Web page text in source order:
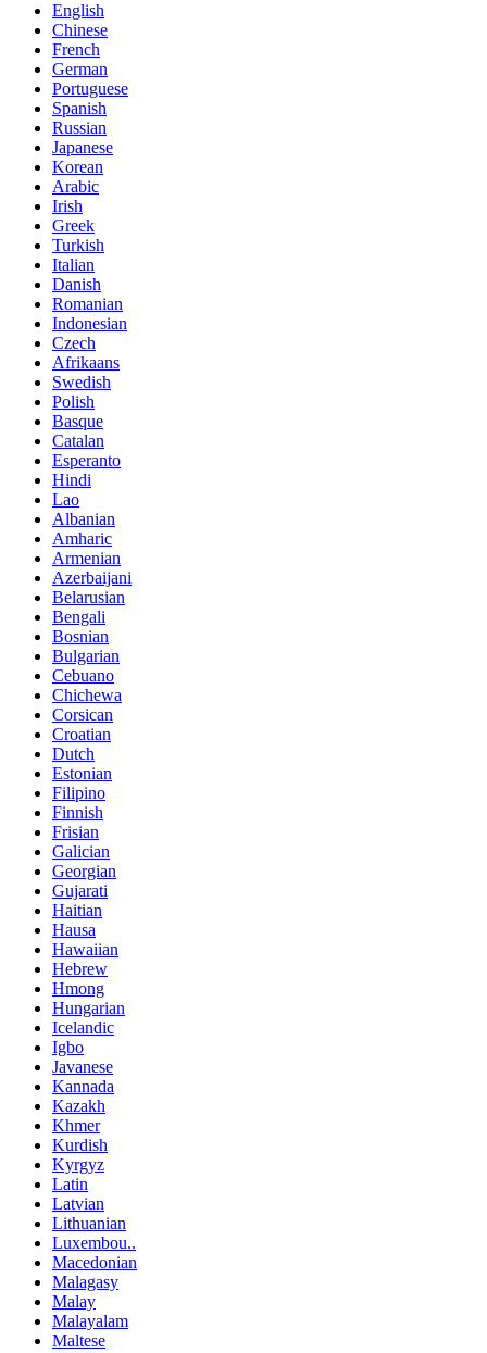
English
Chinese
French
German
Portuguese
Spanish
Russian
Japanese
Korean
Arabic
Irish
Greek
Turkish
Italian
Danish
Romanian
Indonesian
Czech
Afrikaans
Swedish
Polish
Basque
Catalan
Esperanto
Hindi
Lao
Albanian
Amharic
Armenian
Azerbaijani
Belarusian
Bengali
Bosnian
Bulgarian
Cebuano
Chichewa
Corsican
Croatian
Dutch
Estonian
Filipino
Finnish
Frisian
Galician
Georgian
Gujarati
Haitian
Hausa
Hawaiian
Hebrew
Hmong
Hungarian
Icelandic
Igbo
Javanese
Kannada
Kazakh
Khmer
Kurdish
Kyrgyz
Latin
Latvian
Lithuanian
Luxembou..
Macedonian
Malagasy
Malay
Malayalam
Maltese